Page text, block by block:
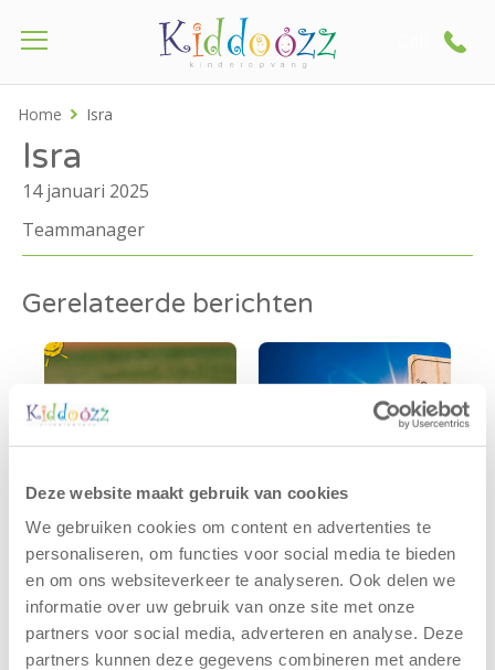
Deze website maakt gebruik van cookies
We gebruiken cookies om content en advertenties te
personaliseren, om functies voor social media te bieden
en om ons websiteverkeer te analyseren. Ook delen we
informatie over uw gebruik van onze site met onze
partners voor social media, adverteren en analyse. Deze
partners kunnen deze gegevens combineren met andere
Home Isra
Isra
14 januari 2025
Teammanager
Gerelateerde berichten
Nieuwe locatie
– Sport BSO
Oldegaarde
16 juli 2026
Sluiting
locaties –
CODE ROOD
25 juni 2026